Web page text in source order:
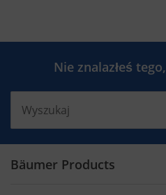
Nie znalazłeś
Bäumer Products